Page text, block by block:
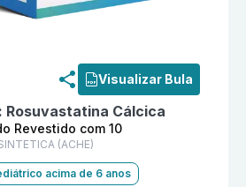
Visualizar Bula
Rosuvastatina Cálcica
Revestido com 10
(ACHE)
acima de 6 anos